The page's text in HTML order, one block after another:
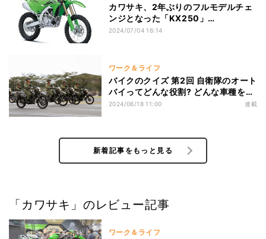
カワサキ、2年ぶりのフルモデルチェ
ンジとなった「KX250」
「KX250X」を新発売!
2024/07/04 16:14
ワーク＆ライフ
バイクのクイズ 第2回 自衛隊のオート
バイってどんな役割? どんな車種を使
っている?
2024/06/18 11:00 連載
新着記事をもっと見る
「カワサキ」のレビュー記事
ワーク＆ライフ